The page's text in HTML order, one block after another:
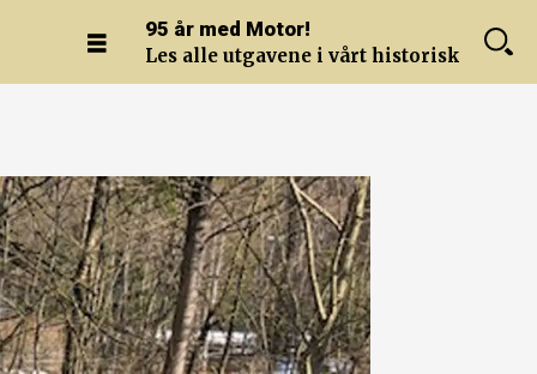
95 år med Motor!
Les alle utgavene i vårt historiske arkiv.